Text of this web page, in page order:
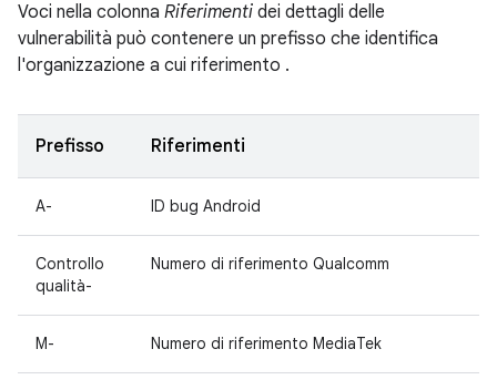
Voci nella colonna Riferimenti dei dettagli delle
vulnerabilità può contenere un prefisso che identifica
l'organizzazione a cui riferimento .
Prefisso Riferimenti
A- ID bug Android
Controllo
qualità-
Numero di riferimento Qualcomm
M- Numero di riferimento MediaTek